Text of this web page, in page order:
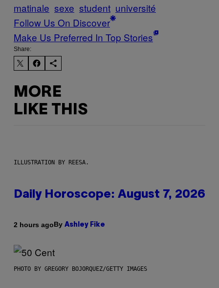
matinale sexe student université
Follow Us On Discover
Make Us Preferred In Top Stories
Share:
MORE
LIKE THIS
ILLUSTRATION BY REESA.
Daily Horoscope: August 7, 2026
2 hours agoBy Ashley Fike
PHOTO BY GREGORY BOJORQUEZ/GETTY IMAGES